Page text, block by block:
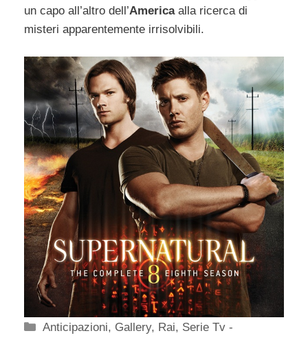
un capo all’altro dell’Americaalla ricerca di
misteri apparentemente irrisolvibili.
Categorie
Anticipazioni, Gallery, Rai, Serie Tv -